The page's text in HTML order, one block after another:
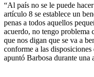
“Al país no se le puede
artículo 8 se establece un
penas a todos aquellos
acuerdo, no tengo problema
que nos digan que se va a
conforme a las
apuntó Barbosa durante una